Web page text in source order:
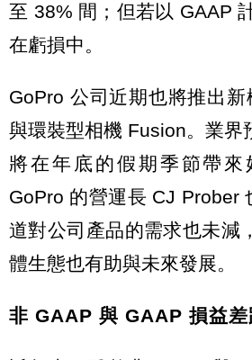
至 38% 間；但若以 GAAP
在虧損中。
GoPro 公司近期也將推出新
與環裝型相機 Fusion。業界
將在年底的假期季節帶來
GoPro 的營運長 CJ Prober
道對公司產品的需求也未減
體生態也有助與未來發展。
非 GAAP 與 GAAP 損益差